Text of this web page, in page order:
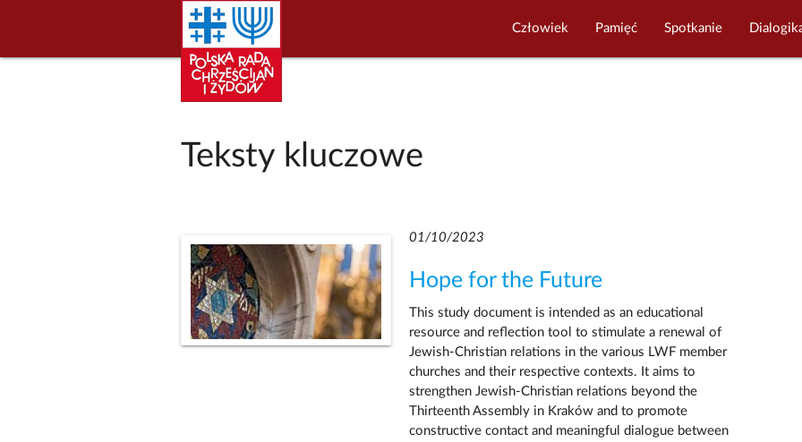
Człowiek Pamięć Spotkanie
Teksty kluczowe
01/10/2023
Hope for the Future
This study document is intended as an educational
resource and reflection tool to stimulate a renewal of
Jewish-Christian relations in the various LWF member
churches and their respective contexts. It aims to
strengthen Jewish-Christian relations beyond the
Thirteenth Assembly in Kraków and to promote
constructive contact and meaningful dialogue between